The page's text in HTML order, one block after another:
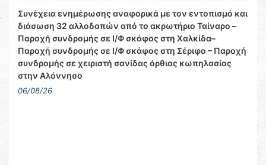
Συνέχεια ενημέρωσης αναφορικά με τον εντοπισμό και
διάσωση 32 αλλοδαπών από το ακρωτήριο Ταίναρο –
Παροχή συνδρομής σε Ι/Φ σκάφος στη Χαλκίδα–
Παροχή συνδρομής σε Ι/Φ σκάφος στη Σέριφο – Παροχή
συνδρομής σε χειριστή σανίδας όρθιας κωπηλασίας
στην Αλόννησο
06/08/26